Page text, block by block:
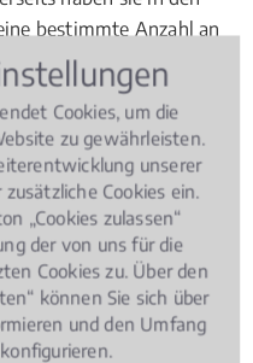
bestimmte Anzahl an
Andererseits
im Fachgebiet
angeeignet
nachgewiesen.
müssen sich übrigens
fortbilden. Sie dürfen
den Titel
Cookies, um die
zu gewährleisten.
unserer
Cookies ein.
„Cookies zulassen“
der von uns für die
Cookies zu. Über den
können Sie sich über
und den Umfang